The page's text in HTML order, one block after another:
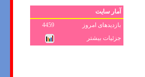
آمار سایت
بازدیدهای امروز
4459
جزئیات بیشتر